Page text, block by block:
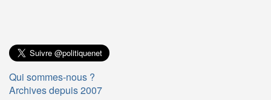
Qui sommes-nous ?
Archives depuis 2007